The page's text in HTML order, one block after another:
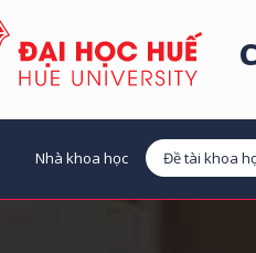
Nhà khoa học Đề tài khoa